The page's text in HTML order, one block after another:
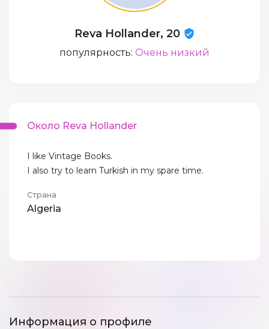
Reva Hollander, 20
популярность: Очень низкий
Около Reva Hollander
I like Vintage Books.
I also try to learn Turkish in my spare time.
Страна
Algeria
Информация о профиле